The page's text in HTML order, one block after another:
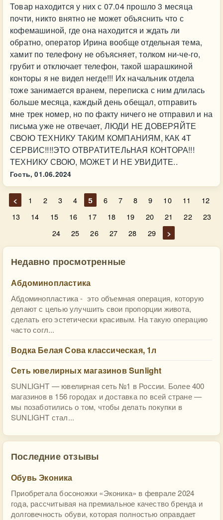
Товар находится у них с 07.04 прошло 3 месяца
почти, никто внятно не может объяснить что с
кофемашиной, где она находится и ждать ли
обратно, оператор Ирина вообще отдельная тема,
хамит по телефону не объясняет, толком ни-че-го,
грубит и отключает телефон, такой шарашкиной
конторы я не видел негде!!! Их начальник отдела
тоже занимается вранем, переписка с ним длилась
больше месяца, каждый день обещал, отправить
мне трек номер, но по факту ничего не отправил и на
письма уже не отвечает, ЛЮДИ НЕ ДОВЕРЯЙТЕ
СВОЮ ТЕХНИКУ ТАКИМ КОМПАНИЯМ, КАК 4Т
СЕРВИС!!!!ЭТО ОТВРАТИТЕЛьНАЯ КОНТОРА!!!
ТЕХНИКУ СВОЮ, МОЖЕТ И НЕ УВИДИТЕ..
Гость, 01.06.2024
< 1 2 3 4 5 6 7 8 9 10 11
12
13
14 15 16 17 18 19 20 21 22
23
24
25 26 27 28 29 >
Недавно просмотренные
Абдоминопластика
Абдоминопластика - это объемная операция, которую
делают с целью улучшить свои пропорции живота,
сделать его эстетически красивым. На такую операцию
часто согл...
Водка Белая Сова классическая, 1л
Сеть ювелирных магазинов Sunlight
SUNLIGHT — ювелирная сеть №1 в России. Более 400
магазинов в 156 городах и доставка по всей стране —
мы позаботились о том, чтобы делать покупки в
SUNLIGHT стал...
Последние отзывы
Обувь Эконика
Приобретала босоножки «Эконика» в феврале 2024
года, рассчитывая на премиальное качество бренда и
долговечность обуви, которая полностью оправдает